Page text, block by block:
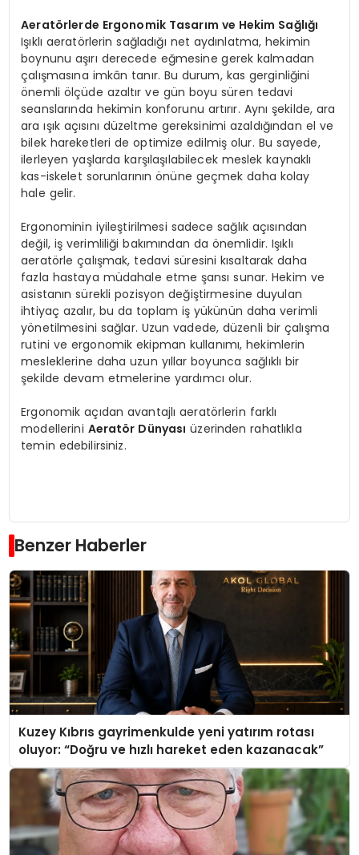
Aeratörlerde Ergonomik Tasarım ve Hekim Sağlığı
Işıklı aeratörlerin sağladığı net aydınlatma, hekimin
boynunu aşırı derecede eğmesine gerek kalmadan
çalışmasına imkân tanır. Bu durum, kas gerginliğini
önemli ölçüde azaltır ve gün boyu süren tedavi
seanslarında hekimin konforunu artırır. Aynı şekilde, ara
ara ışık açısını düzeltme gereksinimi azaldığından el ve
bilek hareketleri de optimize edilmiş olur. Bu sayede,
ilerleyen yaşlarda karşılaşılabilecek meslek kaynaklı
kas-iskelet sorunlarının önüne geçmek daha kolay
hale gelir.
Ergonominin iyileştirilmesi sadece sağlık açısından
değil, iş verimliliği bakımından da önemlidir. Işıklı
aeratörle çalışmak, tedavi süresini kısaltarak daha
fazla hastaya müdahale etme şansı sunar. Hekim ve
asistanın sürekli pozisyon değiştirmesine duyulan
ihtiyaç azalır, bu da toplam iş yükünün daha verimli
yönetilmesini sağlar. Uzun vadede, düzenli bir çalışma
rutini ve ergonomik ekipman kullanımı, hekimlerin
mesleklerine daha uzun yıllar boyunca sağlıklı bir
şekilde devam etmelerine yardımcı olur.
Ergonomik açıdan avantajlı aeratörlerin farklı
modellerini Aeratör Dünyası üzerinden rahatlıkla
temin edebilirsiniz.
Benzer Haberler
Kuzey Kıbrıs gayrimenkulde yeni yatırım rotası
oluyor: “Doğru ve hızlı hareket eden kazanacak”